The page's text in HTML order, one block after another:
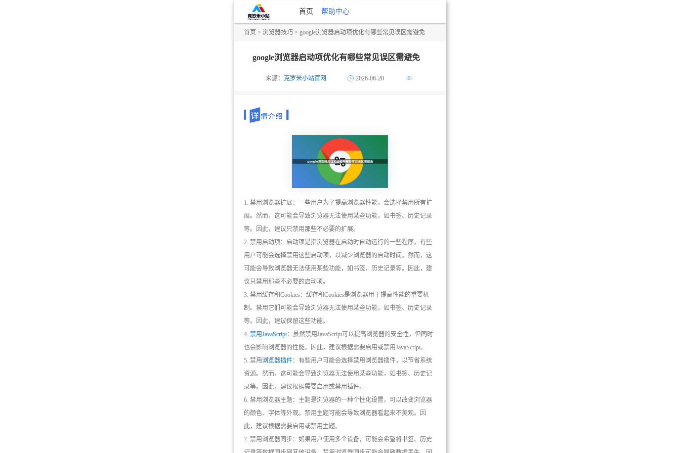
首页 帮助中心
首页 > 浏览器技巧 > google浏览器启动项优化有哪些常见误区需避免
google浏览器启动项优化有哪些常见误区需避免
来源： 克罗米小站官网 2026-06-20
1. 禁用浏览器扩展：一些用户为了提高浏览器性能，会选择禁用所有扩
展。然而，这可能会导致浏览器无法使用某些功能，如书签、历史记录
等。因此，建议只禁用那些不必要的扩展。
2. 禁用启动项：启动项是指浏览器在启动时自动运行的一些程序。有些
用户可能会选择禁用这些启动项，以减少浏览器的启动时间。然而，这
可能会导致浏览器无法使用某些功能，如书签、历史记录等。因此，建
议只禁用那些不必要的启动项。
3. 禁用缓存和Cookies：缓存和Cookies是浏览器用于提高性能的重要机
制。禁用它们可能会导致浏览器无法使用某些功能，如书签、历史记录
等。因此，建议保留这些功能。
4. 禁用JavaScript：虽然禁用JavaScript可以提高浏览器的安全性，但同时
也会影响浏览器的性能。因此，建议根据需要启用或禁用JavaScript。
5. 禁用浏览器插件：有些用户可能会选择禁用浏览器插件，以节省系统
资源。然而，这可能会导致浏览器无法使用某些功能，如书签、历史记
录等。因此，建议根据需要启用或禁用插件。
6. 禁用浏览器主题：主题是浏览器的一种个性化设置，可以改变浏览器
的颜色、字体等外观。禁用主题可能会导致浏览器看起来不美观。因
此，建议根据需要启用或禁用主题。
7. 禁用浏览器同步：如果用户使用多个设备，可能会希望将书签、历史